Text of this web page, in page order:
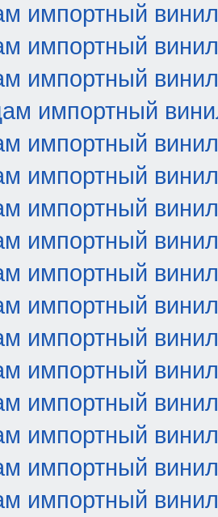
импортный винил
импортный винил
импортный винил
импортный
импортный винил
импортный винил
импортный винил
импортный винил
импортный винил
импортный винил
импортный винил
импортный винил
импортный винил
импортный винил
импортный винил
импортный винил